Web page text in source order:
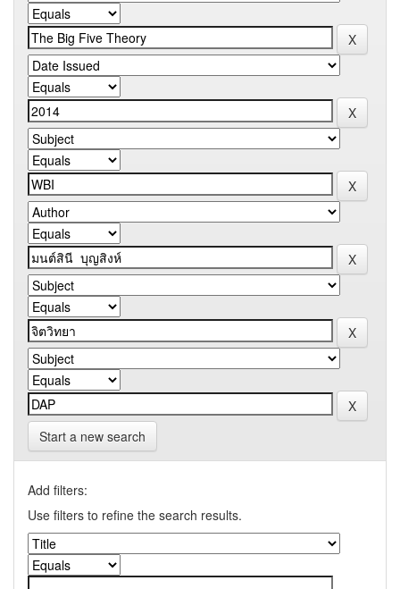
Start a new search
Add filters:
Use filters to refine the search results.